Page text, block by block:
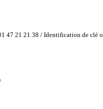
47 21 21 38 / Identification de clé